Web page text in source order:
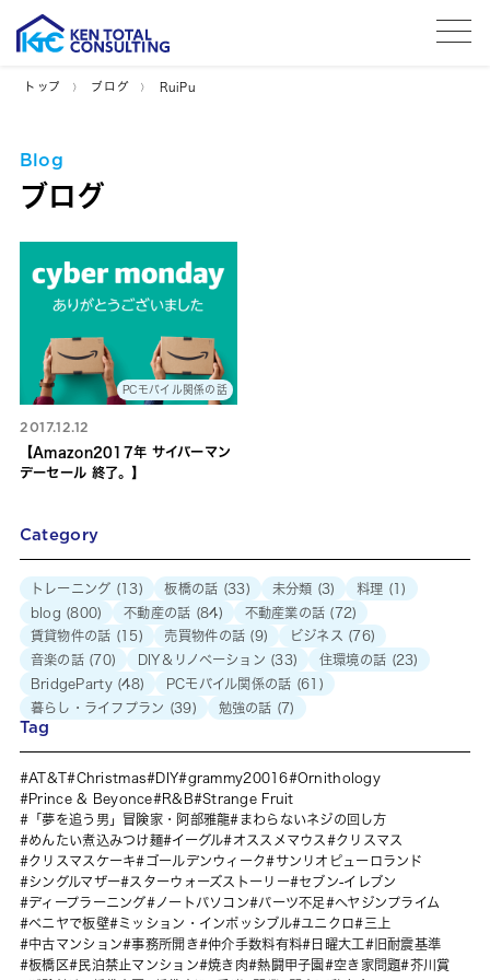
トップ ブログ RuiPu
Blog
ブログ
PCモバイル関係の話
2017.12.12
【Amazon2017年 サイバーマン
デーセール 終了。】
Category
トレーニング (13) 板橋の話 (33) 未分類 (3) 料理 (1)
blog (800) 不動産の話 (84) 不動産業の話 (72)
賃貸物件の話 (15) 売買物件の話 (9) ビジネス (76)
音楽の話(70) DIY＆リノベーション (33) 住環境の話 (23)
BridgeParty(48) PCモバイル関係の話 (61)
暮らし・ライフプラン (39) 勉強の話 (7)
Tag
AT&T Christmas DIY grammy20016
Ornithology
Prince & Beyonce
R&B
Strange Fruit
「夢を追う男」冒険家・阿部雅龍
まわらないネジの回し方
めんたい煮込みつけ麺
イーグル オススメマウス
クリスマス
クリスマスケーキ
ゴールデンウィーク
サンリオピューロランド
シングルマザー
スターウォーズストーリー
セブン-イレブン
ディープラーニング
ノートパソコン パーツ不足
ヘヤジンプライム
ベニヤで板壁
ミッション・インポッシブル ユニクロ
三上
中古マンション
事務所開き 仲介手数料有料 日曜大工
旧耐震基準
板橋区
民泊禁止マンション 焼き肉 熱闘甲子園 空き家問題
芥川賞